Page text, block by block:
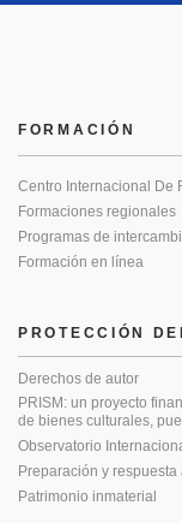
PROTECCIÓN
Derechos de autor
PRISM: un proyecto
de bienes culturales,
Observatorio
Preparación y
Patrimonio inmaterial
FORMACIÓN
Centro Internacional De
Formaciones regionales
Programas de
Formación en línea